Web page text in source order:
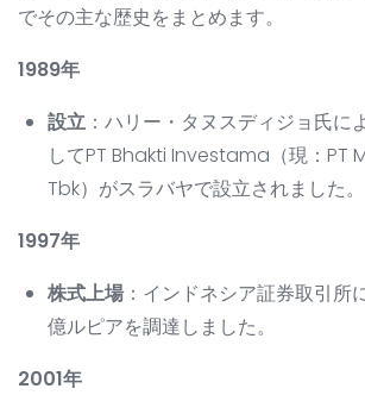
でその主な歴史をまとめます。
1989年
設立 ：ハリー・タヌスディジョ氏に
してPT Bhakti Investama（現：PT
Tbk）がスラバヤで設立されました。
1997年
株式上場 ：インドネシア証券取引所
億ルピアを調達しました。
2001年